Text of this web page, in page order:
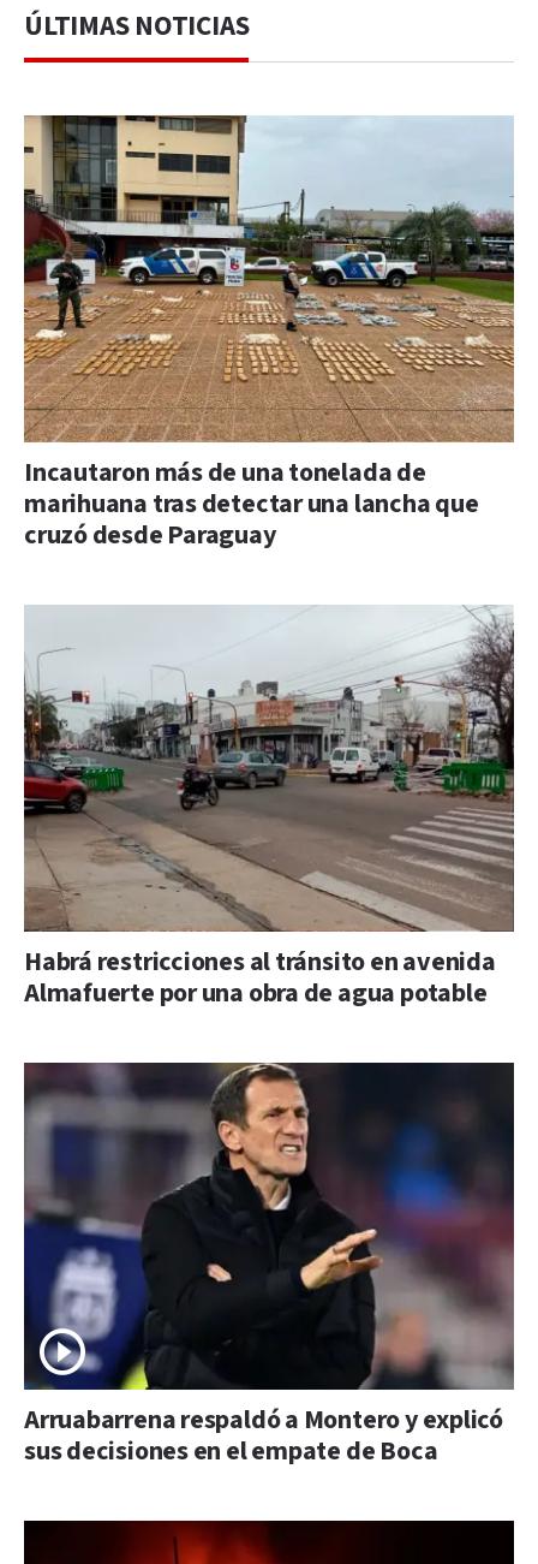
ÚLTIMAS NOTICIAS
Incautaron más de una tonelada de
marihuana tras detectar una lancha que
cruzó desde Paraguay
Habrá restricciones al tránsito en avenida
Almafuerte por una obra de agua potable
Arruabarrena respaldó a Montero y explicó
sus decisiones en el empate de Boca